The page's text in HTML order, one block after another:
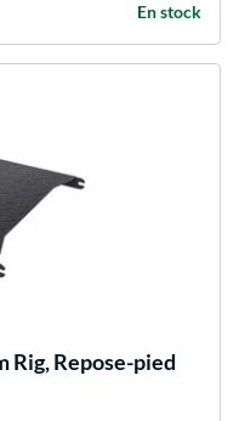
En stock
Rig, Repose-pied